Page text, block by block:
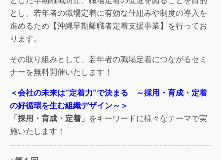
とし、若年者の職場定着に有効な仕組みや制度の導入を
進めるため【沖縄早期離職者定着支援事業】を行ってお
ります。
その取り組みとして、若年者の職場定着につながるセミ
ナーを無料開催いたします！
＜会社の未来は”定着力”で決まる ～採用・育成・定着
の好循環を生む組織デザイン～＞
「採用・育成・定着」 をキーワードに様々なテーマで実
施いたします！